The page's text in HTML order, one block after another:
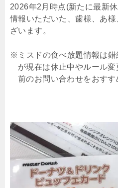
2026年2月時点(新たに最新
情報いただいた、歯様、あ
ざいます。
※ミスドの食べ放題情報は
が現在は休止中やルール
前のお問い合わせをおすす